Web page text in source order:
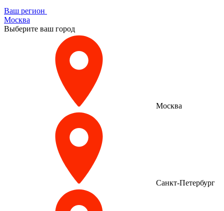
Ваш регион
Москва
Выберите ваш город
Москва
Санкт-Петербург